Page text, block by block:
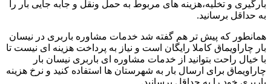
بارگیری و تخلیه،هزینه های مربوط به حمل ونقل و جابه جایی بار را
به حداقل برسانید.
همانطور که پیش تر هم گفته شد خدمات مشاوره باربری در نیسان
بار چاراویماق کاملا رایگان است و نیاز به پرداخت هزینه ای نیست تا
با خیال راحت بتوانید از خدمات مشاوره ای باربری نیسان بار
چاراویماق برای ارسال بار به شهرستان ها استفاده کنید و نرخ هزینه